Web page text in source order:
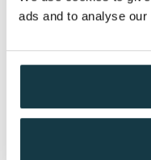
ads and to analyse our